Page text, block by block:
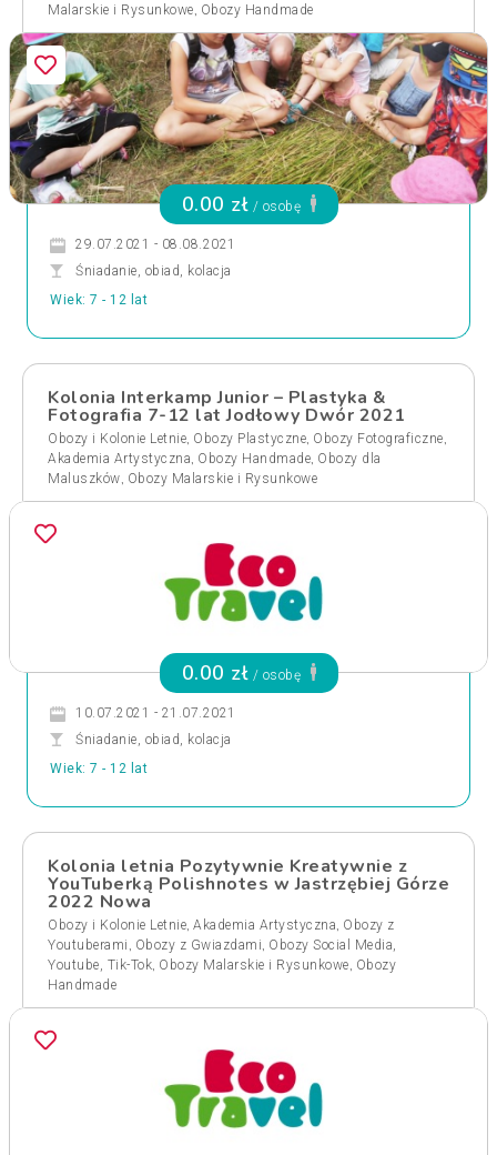
Malarskie i Rysunkowe, Obozy Handmade
0.00 zł / osobę
29.07.2021 - 08.08.2021
Śniadanie, obiad, kolacja
Wiek: 7 - 12 lat
Kolonia Interkamp Junior – Plastyka &
Fotografia 7-12 lat Jodłowy Dwór 2021
Obozy i Kolonie Letnie, Obozy Plastyczne, Obozy Fotograficzne,
Akademia Artystyczna, Obozy Handmade, Obozy dla
Maluszków, Obozy Malarskie i Rysunkowe
0.00 zł / osobę
10.07.2021 - 21.07.2021
Śniadanie, obiad, kolacja
Wiek: 7 - 12 lat
Kolonia letnia Pozytywnie Kreatywnie z
YouTuberką Polishnotes w Jastrzębiej Górze
2022 Nowa
Obozy i Kolonie Letnie, Akademia Artystyczna, Obozy z
Youtuberami , Obozy z Gwiazdami, Obozy Social Media,
Youtube, Tik-Tok, Obozy Malarskie i Rysunkowe, Obozy
Handmade